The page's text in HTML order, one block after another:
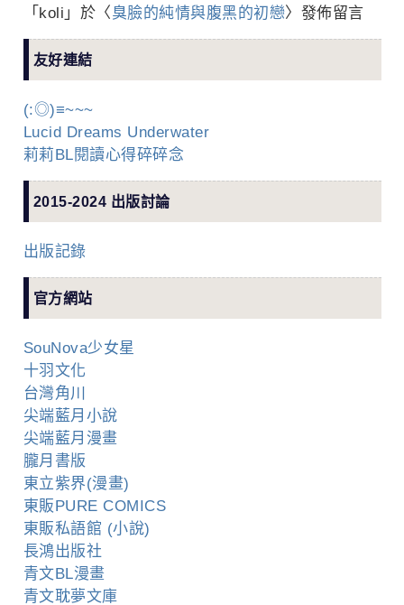
「 koli 」於〈 臭臉的純情與腹黑的初戀〉發佈留言
友好連結
(:◎)≡~~~
Lucid Dreams Underwater
莉莉BL閱讀心得碎碎念
2015-2024 出版討論
出版記錄
官方網站
SouNova少女星
十羽文化
台灣角川
尖端藍月小說
尖端藍月漫畫
朧月書版
東立紫界(漫畫)
東販PURE COMICS
東販私語館 (小說)
長鴻出版社
青文BL漫畫
青文耽夢文庫